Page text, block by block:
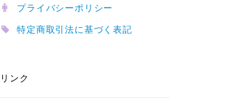
プライバシーポリシー
特定商取引法に基づく表記
リンク